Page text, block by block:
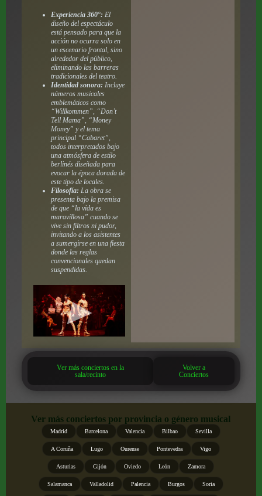
Experiencia 360°: El
diseño del espectáculo
está pensado para que la
acción no ocurra solo en
un escenario frontal, sino
alrededor del público,
eliminando las barreras
tradicionales del teatro.
Identidad sonora: Incluye
números musicales
emblemáticos como
“Willkommen”, “Don’t
Tell Mama”, “Money
Money” y el tema
principal “Cabaret”,
todos interpretados bajo
una atmósfera de estilo
berlinés diseñada para
evocar la época dorada de
este tipo de locales.
Filosofía: La obra se
presenta bajo la premisa
de que “la vida es
maravillosa” cuando se
vive sin filtros ni pudor,
invitando a los asistentes
a sumergirse en una fiesta
donde las reglas
convencionales quedan
suspendidas.
Ver más conciertos en la
sala/recinto
Volver a
Conciertos
Ver más conciertos por provincia o género musical
Madrid Barcelona Valencia Bilbao Sevilla
A Coruña Lugo Ourense Pontevedra Vigo
Asturias Gijón Oviedo León Zamora
Salamanca Valladolid Palencia Burgos Soria